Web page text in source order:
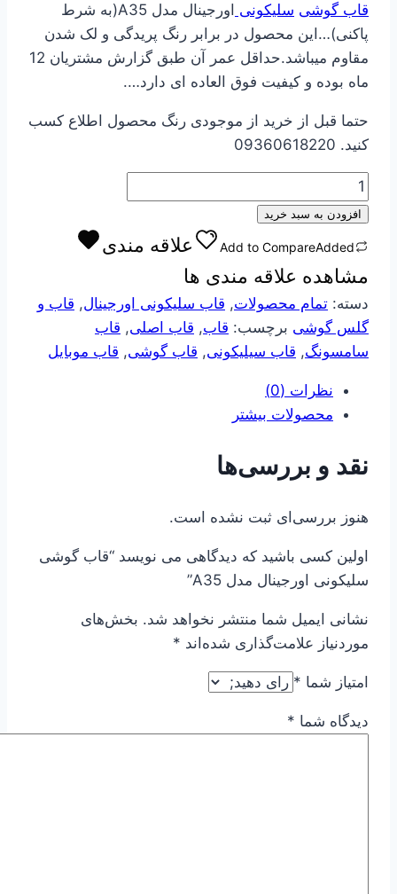
540000 تومان
بود.
421000 تومان
است.
قاب گوشی سلیکونی
اورجینال مدل A35(به شرط
پاکنی)…این محصول در برابر رنگ پریدگی و لک شدن
مقاوم میباشد.حداقل عمر آن طبق گزارش مشتریان 12
ماه بوده و کیفیت فوق العاده ای دارد….
حتما قبل از خرید از موجودی رنگ محصول اطلاع کسب
کنید. 09360618220
قاب
گوشی
اورجینال
مدل
A35
عدد
افزودن به سبد خرید
Add to CompareAdded
علاقه مندی
مشاهده علاقه مندی ها
دسته: تمام محصولات, قاب سلیکونی اورجینال, قاب و
گلس گوشی برچسب: قاب, قاب اصلی, قاب
سامسونگ, قاب سیلیکونی, قاب گوشی, قاب موبایل
نظرات (0)
محصولات بیشتر
نقد و بررسی‌ها
هنوز بررسی‌ای ثبت نشده است.
اولین کسی باشید که دیدگاهی می نویسد “قاب گوشی
سلیکونی اورجینال مدل A35”
نشانی ایمیل شما منتشر نخواهد شد. بخش‌های
موردنیاز علامت‌گذاری شده‌اند *
امتیاز شما *
دیدگاه شما *